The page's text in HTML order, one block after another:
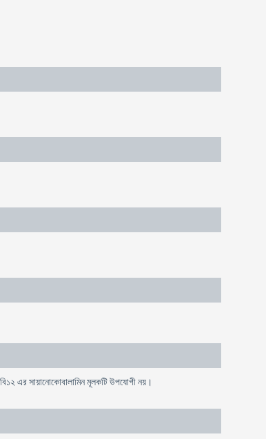
এর সায়ানোকোবালামিন মূলকটি উপযোগী নয়।